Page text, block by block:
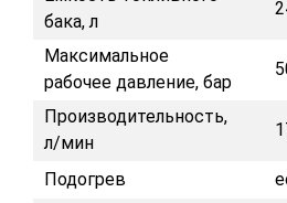
бака, л
Максимальное
рабочее давление, бар
Производительность,
л/мин
Подогрев